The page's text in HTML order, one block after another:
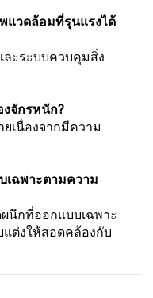
แวดล้อมที่รุนแรงได้
ะระบบควบคุมสิ่ง
จักรหนัก?
เนื่องจากมีความ
ฉพาะตามความ
นึกที่ออกแบบเฉพาะ
ต่งให้สอดคล้องกับ